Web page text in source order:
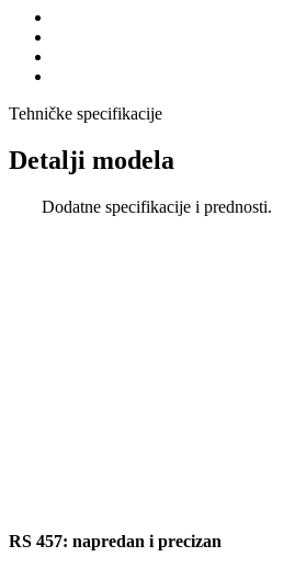
Tehničke specifikacije
Detalji modela
Dodatne specifikacije i prednosti.
RS 457: napredan i precizan